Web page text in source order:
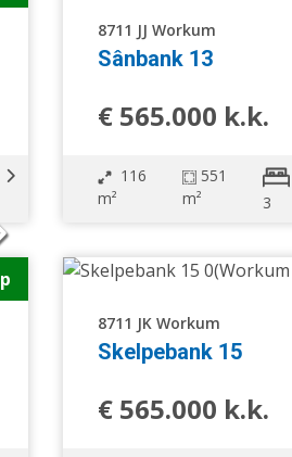
Geschakelde woning
8711 JJ Workum
Sânbank 13
€ 565.000 k.k.
116
m²
551
m²
3
8711 JK Workum
Skelpebank 15
€ 565.000 k.k.